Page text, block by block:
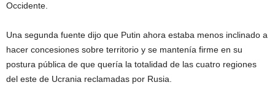
Occidente.
Una segunda fuente dijo que Putin ahora estaba menos inclinado a
hacer concesiones sobre territorio y se mantenía firme en su
postura pública de que quería la totalidad de las cuatro regiones
del este de Ucrania reclamadas por Rusia.